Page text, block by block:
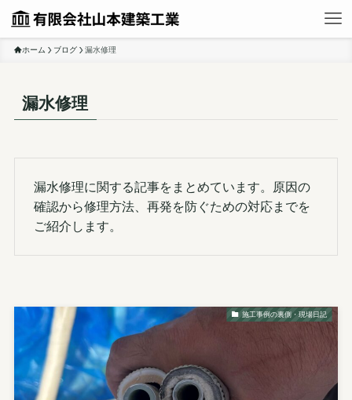
ホーム ブログ 漏水修理
漏水修理
漏水修理に関する記事をまとめています。原因の
確認から修理方法、再発を防ぐための対応までを
ご紹介します。
施工事例の裏側・現場日記